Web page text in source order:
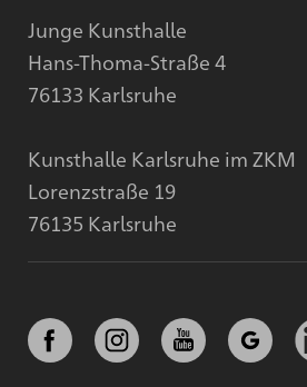
Junge Kunsthalle
Hans-Thoma-Straße 4
76133 Karlsruhe
Kunsthalle Karlsruhe im ZKM
Lorenzstraße 19
76135 Karlsruhe